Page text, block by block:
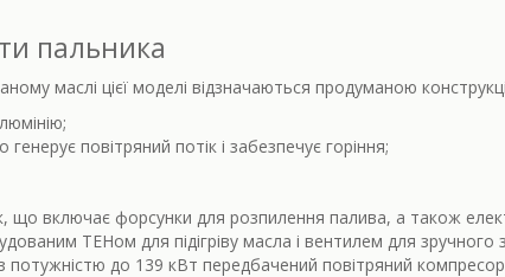
пальника
маслі цієї моделі відзначаються продуманою
повітряний потік і забезпечує горіння;
що включає форсунки для розпилення палива, а також
ТЕНом для підігріву масла і вентилем для зручного
потужністю до 139 кВт передбачений повітряний